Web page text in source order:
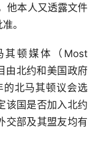
他本人又透露文件
。
其顿媒体（Most
由北约和美国政府
北马其顿议会选
该国是否加入北约
交部及其盟友均有